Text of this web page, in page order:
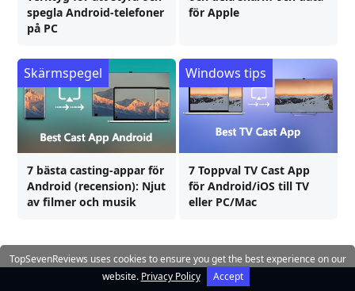
spegla Android-telefoner
på PC
för Apple
7 bästa casting-appar för
Android (recension): Njut
av filmer och musik
Skärmspegel
7 Toppval TV Cast App
för Android/iOS till TV
eller PC/Mac
Windows tips
TopSevenReviews uses cookies to ensure you get the best experience on our
website. Privacy Policy Accept